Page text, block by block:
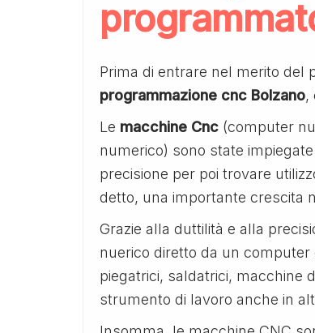
Prima di entrare nel merito del
programmazione cnc Bolzano,
Le macchine Cnc (computer
numerico) sono state
precisione per poi trovare
detto, una importante crescita
Grazie alla duttilità e alla
nuerico diretto da un
piegatrici, saldatrici, macchine
strumento di lavoro anche in